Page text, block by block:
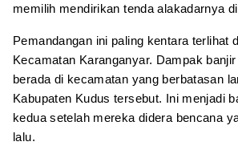
memilih mendirikan tenda alakadarnya
Pemandangan ini paling kentara terlihat
Kecamatan Karanganyar. Dampak
berada di kecamatan yang berbatasan
Kabupaten Kudus tersebut. Ini menjadi
kedua setelah mereka didera bencana
lalu.